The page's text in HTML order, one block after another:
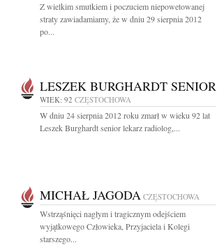
Z wielkim smutkiem i poczuciem niepowetowanej
straty zawiadamiamy, że w dniu 29 sierpnia 2012
po...
LESZEK BURGHARDT SENIOR
WIEK: 92 CZĘSTOCHOWA
W dniu 24 sierpnia 2012 roku zmarł w wieku 92 lat
Leszek Burghardt senior lekarz radiolog,...
MICHAŁ JAGODA CZĘSTOCHOWA
Wstrząśnięci nagłym i tragicznym odejściem
wyjątkowego Człowieka, Przyjaciela i Kolegi
starszego...